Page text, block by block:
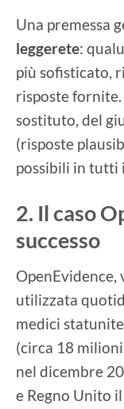
Una premessa
leggerete:
più sofisticato,
risposte fornite.
sostituto, del
(risposte
possibili in tutti
2. Il caso
successo
utilizzata
medici
(circa 18
nel dicembre
e Regno Unito il